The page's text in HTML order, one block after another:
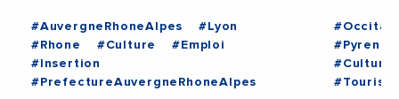
#AuvergneRhoneAlpes
#Lyon
#Rhone
#Culture
#Emploi
#Insertion
#PrefectureAuvergneRhoneAlpes
#Culture